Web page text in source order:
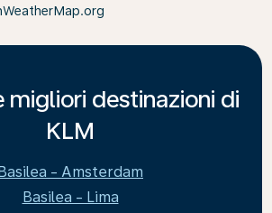
migliori destinazioni di
KLM
- Amsterdam
Basilea - Lima